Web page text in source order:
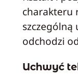
charakteru
szczególną
odchodzi
Uchwyć